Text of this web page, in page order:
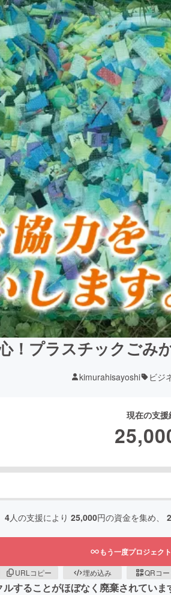
！プラスチックごみ
kimurahisayoshi ビジ
現在の支援
4人の支援により 25,000円の資金を集め、
もう一度プロジェク
URLコピー 埋め込み QRコー
することがほぼなく廃棄されてい